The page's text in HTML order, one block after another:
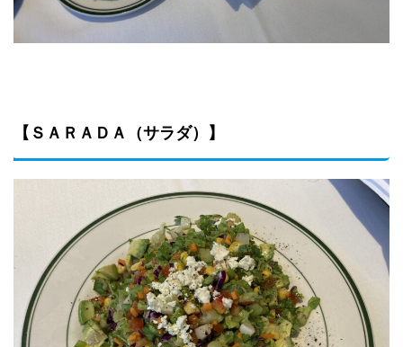
【ＳＡＲＡＤＡ（サラダ）】